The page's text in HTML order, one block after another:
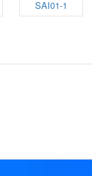
SAI01-1